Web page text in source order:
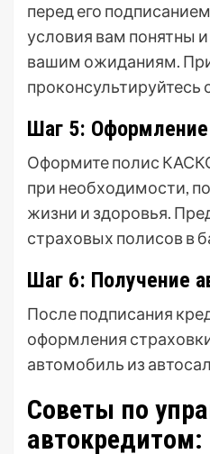
перед его
условия вам понятны
вашим ожиданиям.
проконсультируйтесь
Шаг 5: Оформление
Оформите полис
при необходимости,
жизни и здоровья.
страховых полисов в
Шаг 6: Получение
После подписания
оформления
автомобиль из
Советы по